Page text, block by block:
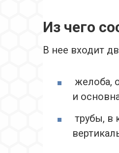
Из чего
В нее входит
желоба,
и
трубы, в